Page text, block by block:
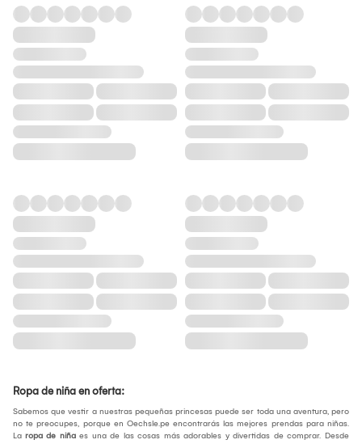
Ropa de niña en oferta:
Sabemos que vestir a nuestras pequeñas princesas puede ser toda una aventura, pero
no te preocupes, porque en Oechsle.pe encontrarás las mejores prendas para niñas.
La ropa de niña es una de las cosas más adorables y divertidas de comprar. Desde